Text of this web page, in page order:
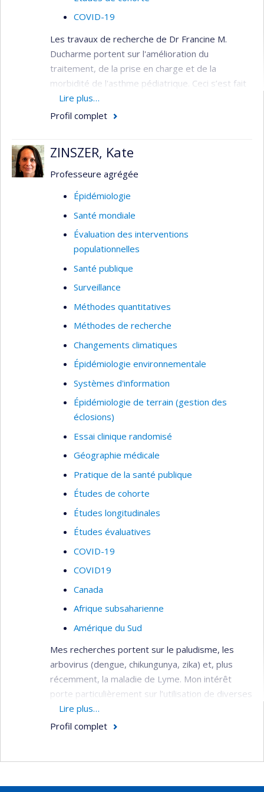
COVID-19
Les travaux de recherche de Dr Francine M.
Ducharme portent sur l'amélioration du
traitement, de la prise en charge et de la
morbidité de l'asthme pédiatrique. Ceci s’est fait
par le biais du développement d’instruments
cliniques et de recherche spécifiques aux enfants,
d’essais randomisés, la dissémination des lignes
directrices basées sur les preuves scientifiques
améliorer l’adhérence des professionnels de la
santé, les patients et leur famille aux lignes
directrices.
Intérêts de recherche
Asthme pédiatrique
Efficacité et profil de tolérance des
interventions pour l’asthme pédiatrique
Élaboration d’instruments pour les enfants
asthmatiques d’âge préscolaire
Revues systématiques des essais
Épidémiologie clinique (plan et méthodes)
Transfert des connaissances
Lire plus…
Profil complet
ZINSZER, Kate
Professeure agrégée
Épidémiologie
Santé mondiale
Évaluation des interventions
populationnelles
Santé publique
Surveillance
Méthodes quantitatives
Méthodes de recherche
Changements climatiques
Épidémiologie environnementale
Systèmes d'information
Épidémiologie de terrain (gestion des
éclosions)
Essai clinique randomisé
Géographie médicale
Pratique de la santé publique
Études de cohorte
Études longitudinales
Études évaluatives
COVID-19
COVID19
Canada
Afrique subsaharienne
Amérique du Sud
Mes recherches portent sur le paludisme, les
arbovirus (dengue, chikungunya, zika) et, plus
récemment, la maladie de Lyme. Mon intérêt
porte particulièrement sur l’utilisation de diverses
sources de données pour mieux comprendre le
profil épidémiologique des maladies en identifiant
Lire plus…
Profil complet